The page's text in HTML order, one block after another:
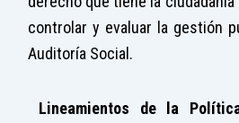
controlar y evaluar la gestión
Auditoría Social.
Lineamientos de la